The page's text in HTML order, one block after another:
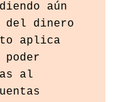
aún
del dinero
aplica
poder
al